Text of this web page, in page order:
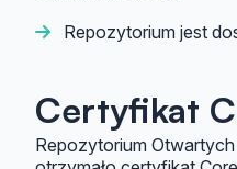
Repozytorium jest
Certyfikat
Repozytorium